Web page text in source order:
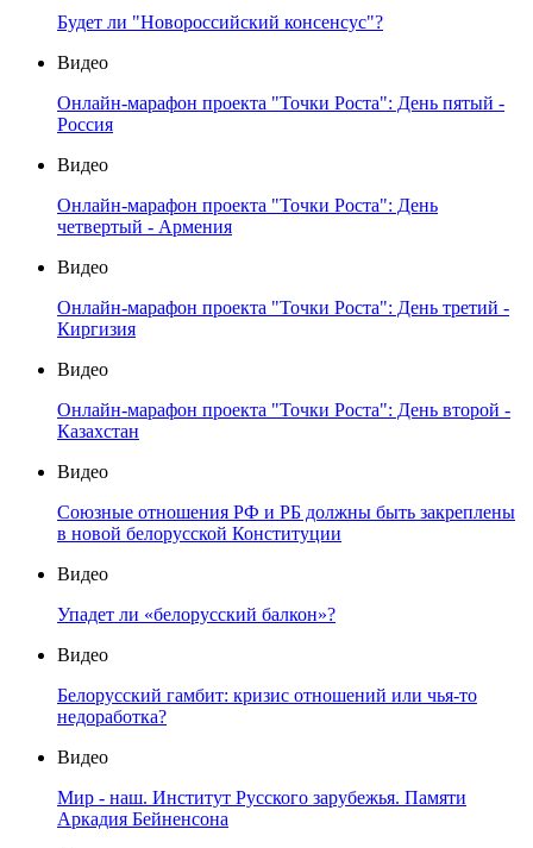
Будет ли "Новороссийский консенсус"?
Видео
Онлайн-марафон проекта "Точки Роста": День пятый -
Россия
Видео
Онлайн-марафон проекта "Точки Роста": День
четвертый - Армения
Видео
Онлайн-марафон проекта "Точки Роста": День третий -
Киргизия
Видео
Онлайн-марафон проекта "Точки Роста": День второй -
Казахстан
Видео
Союзные отношения РФ и РБ должны быть закреплены
в новой белорусской Конституции
Видео
Упадет ли «белорусский балкон»?
Видео
Белорусский гамбит: кризис отношений или чья-то
недоработка?
Видео
Мир - наш. Институт Русского зарубежья. Памяти
Аркадия Бейненсона